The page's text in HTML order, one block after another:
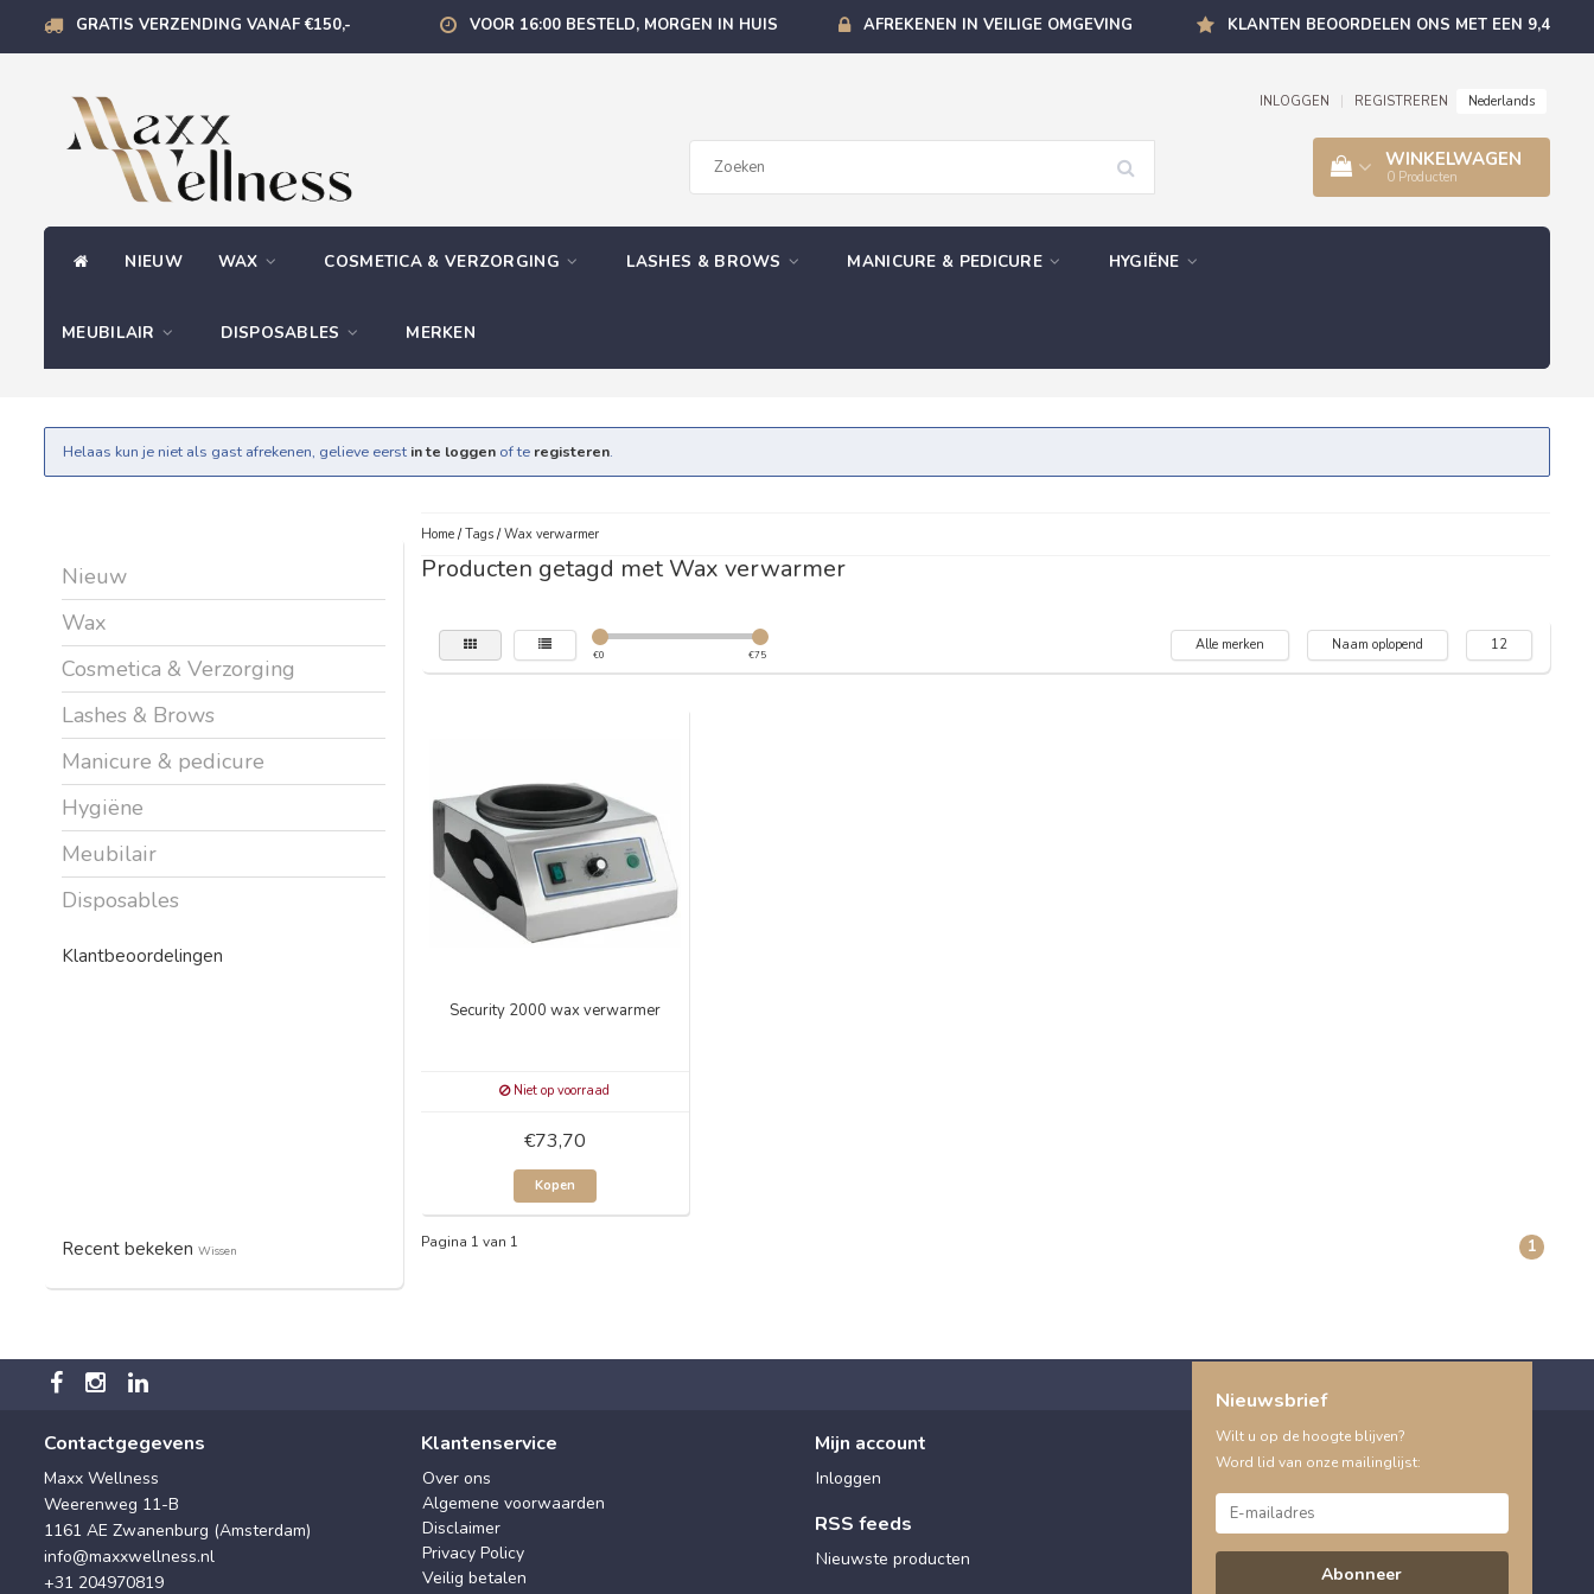
GRATIS VERZENDING VANAF €150,- VOOR 16:00 BESTELD, MORGEN IN HUIS AFREKENEN IN VEILIGE OMGEVING KLANTEN BEOORDELEN ONS MET EEN 9,4
INLOGGEN REGISTREREN Nederlands
WINKELWAGEN
0 Producten
NIEUW WAX COSMETICA & VERZORGING LASHES & BROWS MANICURE & PEDICURE HYGIËNE
MEUBILAIR DISPOSABLES MERKEN
Helaas kun je niet als gast afrekenen, gelieve eerst in te loggen of te registeren.
Nieuw
Wax
Cosmetica & Verzorging
Lashes & Brows
Manicure & pedicure
Hygiëne
Meubilair
Disposables
Klantbeoordelingen
Recent bekeken Wissen
Home/Tags/Wax verwarmer
Producten getagd met Wax verwarmer
€0 €75
Alle merken Naam oplopend 12
Security 2000 wax verwarmer
Niet op voorraad
€73,70
Kopen
Pagina 1 van 1 1
Contactgegevens
Maxx Wellness
Weerenweg 11-B
1161 AE Zwanenburg (Amsterdam)
info@maxxwellness.nl
+31 204970819
Klantenservice
Over ons
Algemene voorwaarden
Disclaimer
Privacy Policy
Veilig betalen
Mijn account
Inloggen
RSS feeds
Nieuwste producten
Nieuwsbrief
Wilt u op de hoogte blijven?
Word lid van onze mailinglijst:
Abonneer